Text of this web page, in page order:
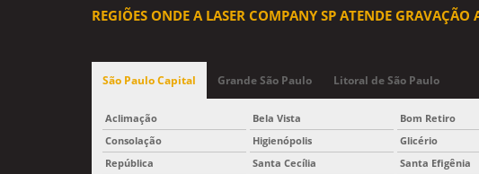
REGIÕES ONDE A LASER COMPANY SP ATENDE GRAVAÇÃO
São Paulo Capital Grande São Paulo Litoral de São Paulo
Aclimação Bela Vista Bom Retiro
Consolação
Higienópolis Glicério
República
Santa Cecília Santa Efigênia